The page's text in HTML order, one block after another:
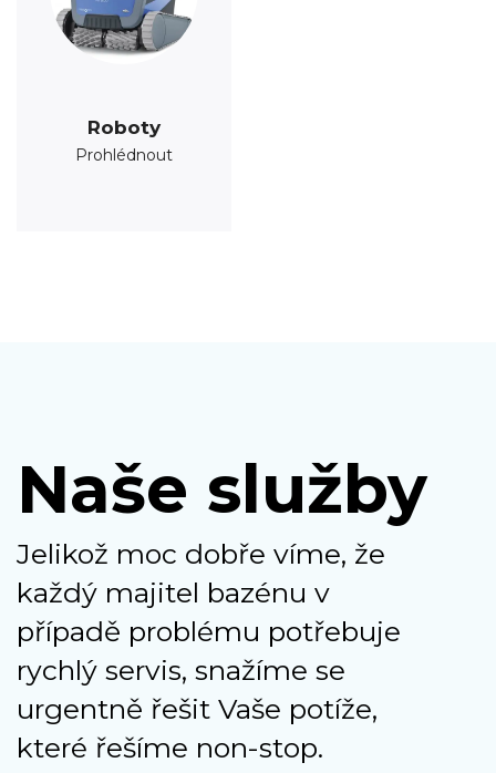
Roboty
Prohlédnout
Naše služby
Jelikož moc dobře víme, že
každý majitel bazénu v
případě problému potřebuje
rychlý servis, snažíme se
urgentně řešit Vaše potíže,
které řešíme non-stop.